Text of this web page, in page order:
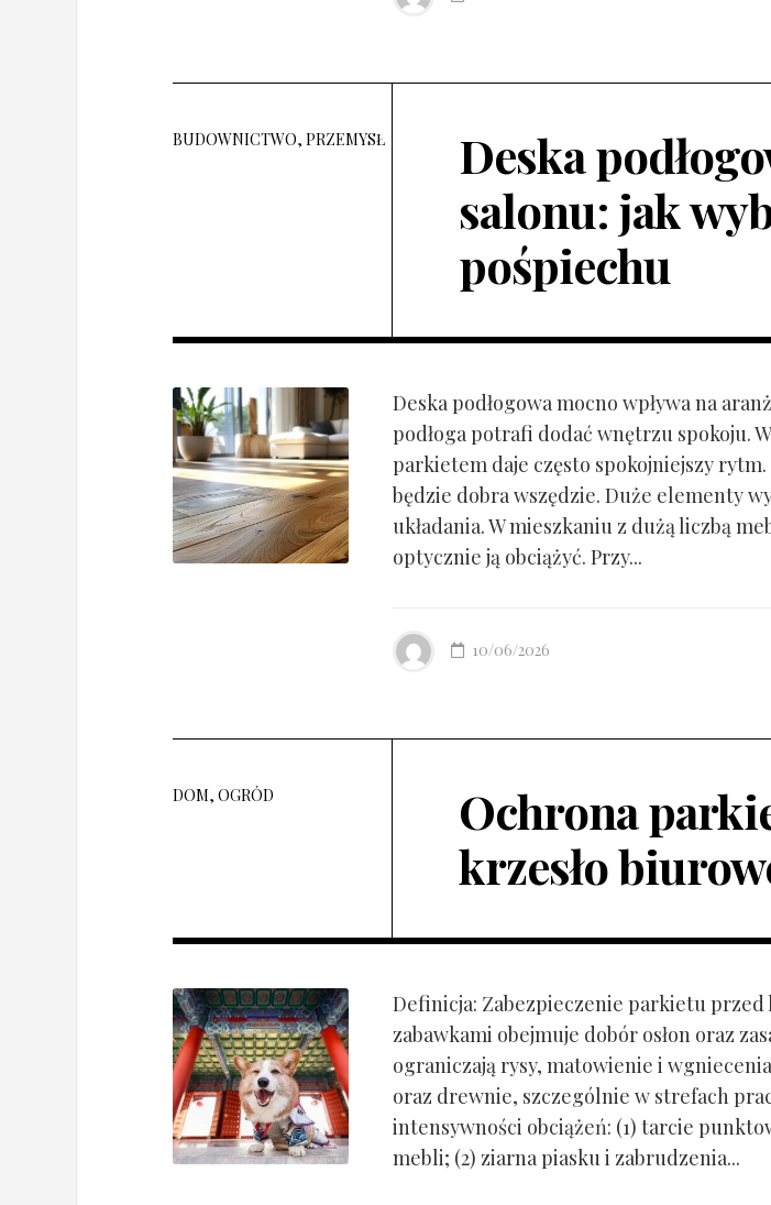
BUDOWNICTWO, PRZEMYSŁ
Deska
salonu: jak
pośpiechu
Deska podłogowa mocno wpływa na
podłoga potrafi dodać wnętrzu spokoju.
parkietem daje często spokojniejszy rytm.
będzie dobra wszędzie. Duże elementy
układania. W mieszkaniu z dużą liczbą
optycznie ją obciążyć. Przy...
10/06/2026
DOM, OGRÓD
Ochrona
krzesło
Definicja: Zabezpieczenie parkietu przed
zabawkami obejmuje dobór osłon oraz
ograniczają rysy, matowienie i
oraz drewnie, szczególnie w strefach
intensywności obciążeń: (1) tarcie
mebli; (2) ziarna piasku i zabrudzenia...